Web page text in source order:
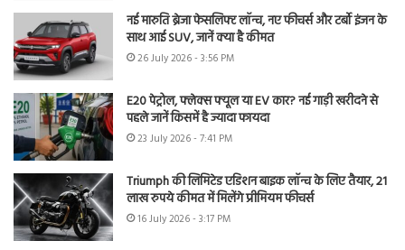
नई मारुति ब्रेजा फेसलिफ्ट लॉन्च, नए फीचर्स और टर्बो इंजन के
साथ आई SUV, जानें क्या है कीमत
26 July 2026 - 3:56 PM
E20 पेट्रोल, फ्लेक्स फ्यूल या EV कार? नई गाड़ी खरीदने से
पहले जानें किसमें है ज्यादा फायदा
23 July 2026 - 7:41 PM
Triumph की लिमिटेड एडिशन बाइक लॉन्च के लिए तैयार, 21
लाख रुपये कीमत में मिलेंगे प्रीमियम फीचर्स
16 July 2026 - 3:17 PM